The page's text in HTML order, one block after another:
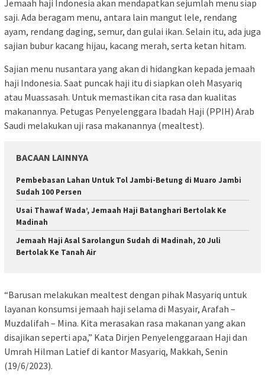
Jemaah haji Indonesia akan mendapatkan sejumlah menu siap
saji. Ada beragam menu, antara lain mangut lele, rendang
ayam, rendang daging, semur, dan gulai ikan. Selain itu, ada juga
sajian bubur kacang hijau, kacang merah, serta ketan hitam.
Sajian menu nusantara yang akan di hidangkan kepada jemaah
haji Indonesia. Saat puncak haji itu di siapkan oleh Masyariq
atau Muassasah. Untuk memastikan cita rasa dan kualitas
makanannya. Petugas Penyelenggara Ibadah Haji (PPIH) Arab
Saudi melakukan uji rasa makanannya (mealtest).
BACAAN LAINNYA
Pembebasan Lahan Untuk Tol Jambi-Betung di Muaro Jambi
Sudah 100 Persen
Usai Thawaf Wada’, Jemaah Haji Batanghari Bertolak Ke
Madinah
Jemaah Haji Asal Sarolangun Sudah di Madinah, 20 Juli
Bertolak Ke Tanah Air
“Barusan melakukan mealtest dengan pihak Masyariq untuk
layanan konsumsi jemaah haji selama di Masyair, Arafah –
Muzdalifah – Mina. Kita merasakan rasa makanan yang akan
disajikan seperti apa,” Kata Dirjen Penyelenggaraan Haji dan
Umrah Hilman Latief di kantor Masyariq, Makkah, Senin
(19/6/2023).